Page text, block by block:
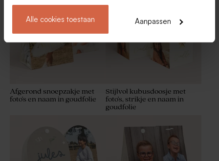
Alle cookies toestaan Aanpassen
Hippe macramé
Plexi label rond
Afgerond snoepzakje met
foto's en naam in goudfolie
Stijlvol kubusdoosje met
foto's, strikje en naam in
goudfolie